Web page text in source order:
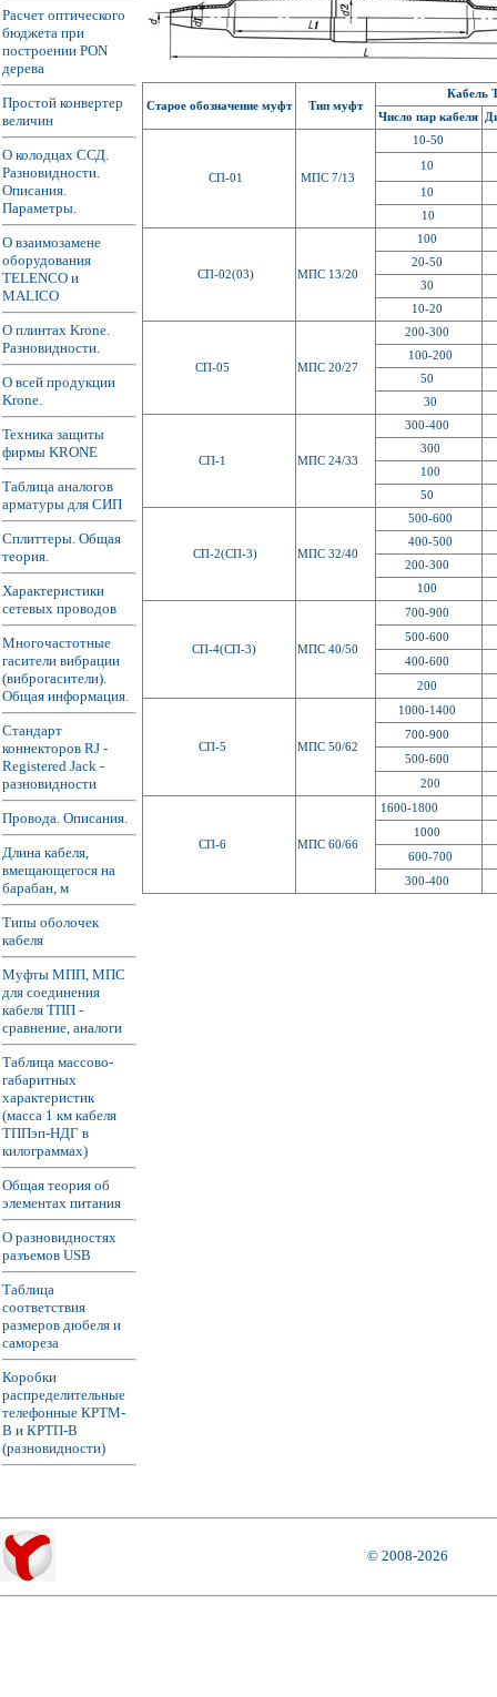
Расчет оптического
бюджета при
построении PON
дерева
Простой конвертер
величин
О колодцах ССД.
Разновидности.
Описания.
Параметры.
О взаимозамене
оборудования
TELENCO и
MALICO
О плинтах Krone.
Разновидности.
О всей продукции
Krone.
Техника защиты
фирмы KRONE
Таблица аналогов
арматуры для СИП
Сплиттеры. Общая
теория.
Характеристики
сетевых проводов
Многочастотные
гасители вибрации
(виброгасители).
Общая информация.
Стандарт
коннекторов RJ -
Registered Jack -
разновидности
Провода. Описания.
Длина кабеля,
вмещающегося на
барабан, м
Типы оболочек
кабеля
Муфты МПП, МПС
для соединения
кабеля ТПП -
сравнение, аналоги
Таблица массово-
габаритных
характеристик
(масса 1 км кабеля
ТППэп-НДГ в
килограммах)
Общая теория об
элементах питания
О разновидностях
разъемов USB
Таблица
соответствия
размеров дюбеля и
самореза
Коробки
распределительные
телефонные КРТМ-
В и КРТП-В
(разновидности)
Старое обозначение муфт Тип муфт
Кабель
Число пар кабеля
СП-01 МПС 7/13
10-50
1 0
10
10
СП-02(03) МПС 13/20
100
20-50
30
10-20
СП-05 МПС 20/27
200-300
100-200
50
30
СП-1 МПС 24/33
300-400
300
100
50
СП-2(СП-3) МПС 32/40
500-600
400-500
200-300
100
СП-4(СП-3) МПС 40/50
700-900
500-600
400-600
200
СП-5 МПС 50/62
1000-1400
700-900
500-600
200
СП-6 МПС 60/66
1600-1800
1000
600-700
300-400
© 2008-2026